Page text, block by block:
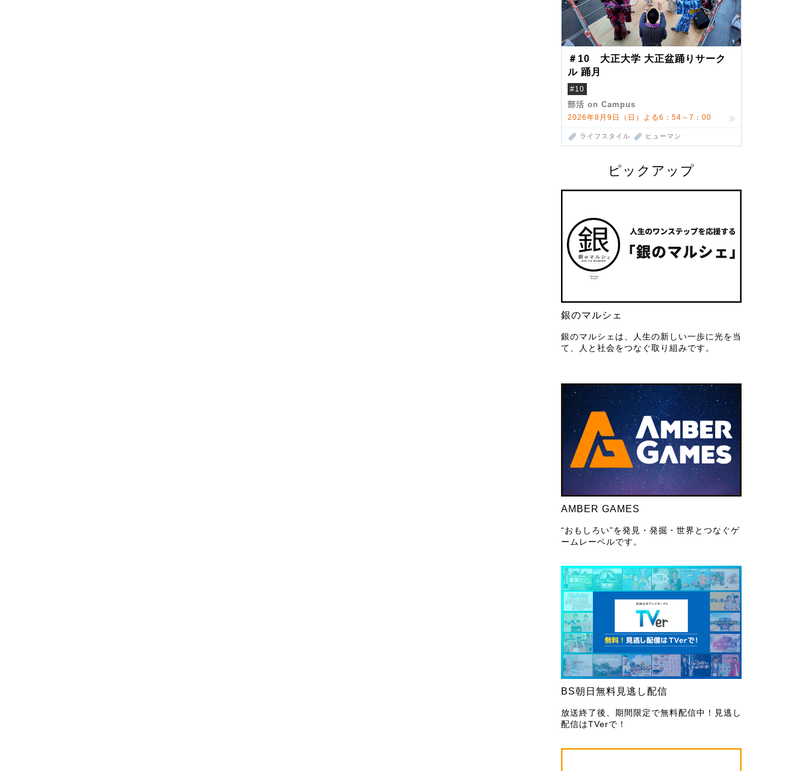
＃10 大正大学 大正盆踊りサーク
ル 踊月
#10
部活 on Campus
2026年8月9日（日）よる6：54～7：00
ライフスタイル ヒューマン
ピックアップ
銀のマルシェ
銀のマルシェは、人生の新しい一歩に光を当
て、人と社会をつなぐ取り組みです。
AMBER GAMES
“おもしろい”を発見・発掘・世界とつなぐゲ
ームレーベルです。
BS朝日無料見逃し配信
放送終了後、期間限定で無料配信中！見逃し
配信はTVerで！